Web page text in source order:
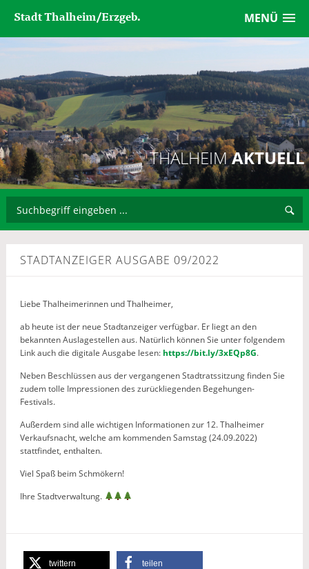
MENÜ
Stadt Thalheim/Erzgeb.
THALHEIMAKTUELL
STADTANZEIGER AUSGABE 09/2022
Liebe Thalheimerinnen und Thalheimer,
ab heute ist der neue Stadtanzeiger verfügbar. Er liegt an den
bekannten Auslagestellen aus. Natürlich können Sie unter folgendem
Link auch die digitale Ausgabe lesen: https://bit.ly/3xEQp8G.
Neben Beschlüssen aus der vergangenen Stadtratssitzung finden Sie
zudem tolle Impressionen des zurückliegenden Begehungen-
Festivals.
Außerdem sind alle wichtigen Informationen zur 12. Thalheimer
Verkaufsnacht, welche am kommenden Samstag (24.09.2022)
stattfindet, enthalten.
Viel Spaß beim Schmökern!
Ihre Stadtverwaltung.
twittern teilen